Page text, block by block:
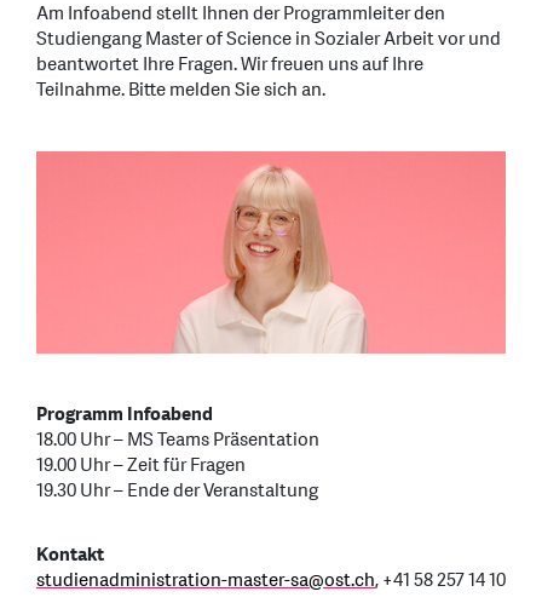
Am Infoabend stellt Ihnen der Programmleiter den
Studiengang Master of Science in Sozialer Arbeit vor und
beantwortet Ihre Fragen. Wir freuen uns auf Ihre
Teilnahme. Bitte melden Sie sich an.
Programm Infoabend
18.00 Uhr – MS Teams Präsentation
19.00 Uhr – Zeit für Fragen
19.30 Uhr – Ende der Veranstaltung
Kontakt
studienadministration-master-sa@ost.ch, +41 58 257 14 10